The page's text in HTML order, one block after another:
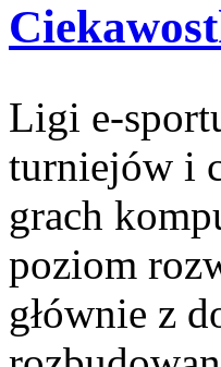
Ligi e-
turniejów i
grach
poziom
głównie z